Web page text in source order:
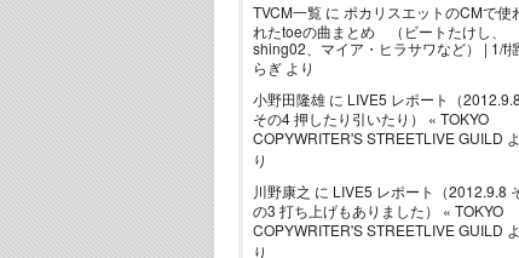
TVCM一覧 に ポカリスエットのCMで使
れたtoeの曲まとめ （ビートたけし、
shing02、マイア・ヒラサワなど） | 1/f
らぎ より
小野田隆雄 に LIVE5 レポート（2012.9.8
その4 押したり引いたり） « TOKYO
COPYWRITER'S STREETLIVE GUILD よ
り
川野康之 に LIVE5 レポート（2012.9.8
の3 打ち上げもありました） « TOKYO
COPYWRITER'S STREETLIVE GUILD よ
り